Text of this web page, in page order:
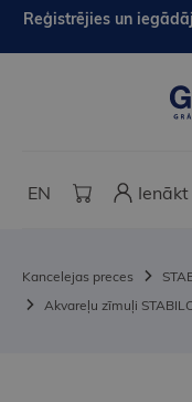
Reģistrējies un
EN Ienākt
Kancelejas preces
Akvareļu zīmuļi